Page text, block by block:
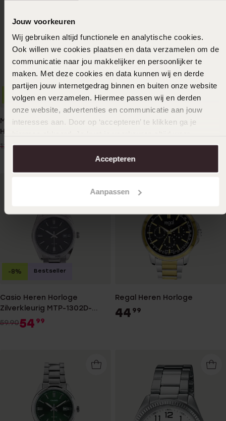
Jouw voorkeuren
Wij gebruiken altijd functionele en analytische cookies.
Ook willen we cookies plaatsen en data verzamelen om de
communicatie naar jou makkelijker en persoonlijker te
maken. Met deze cookies en data kunnen wij en derde
partijen jouw internetgedrag binnen en buiten onze website
volgen en verzamelen. Hiermee passen wij en derden
onze website, advertenties en communicatie aan jouw
interesses aan. Door op ‘accepteren’ te klikken ga je
aanpassen. Lees er meer over in onscookiebeleid.
Accepteren
Aanpassen
Marlow Miller Cadeau Set
Heren Horloge Zwart 21cm
129.996500
-50%
Regal heren horloge
39.992999
Casio Heren Horloge
Zilverkleurig MTP-1302D-
1AVEF
59.9054 99
-8% Bestseller
Regal Heren Horloge
44 99